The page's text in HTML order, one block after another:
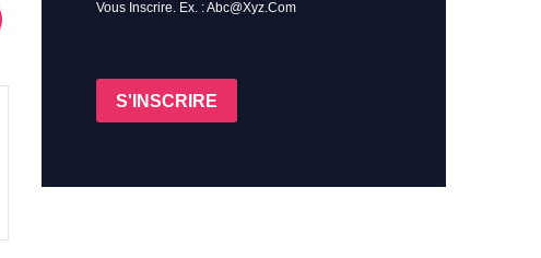
Vous Inscrire. Ex. : Abc@xyz.com
S'INSCRIRE